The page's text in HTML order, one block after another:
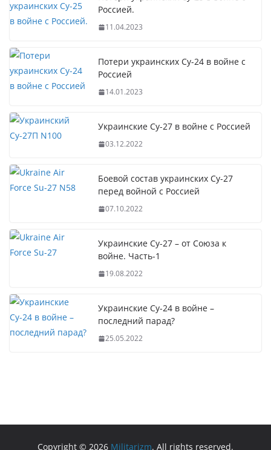
Россией.
11.04.2023
Потери украинских Су-24 в войне с
Россией
14.01.2023
Украинские Су-27 в войне с Россией
03.12.2022
Боевой состав украинских Су-27
перед войной с Россией
07.10.2022
Украинские Су-27 – от Союза к
войне. Часть-1
19.08.2022
Украинские Су-24 в войне –
последний парад?
25.05.2022
Copyright © 2026 Militarizm. All rights reserved.